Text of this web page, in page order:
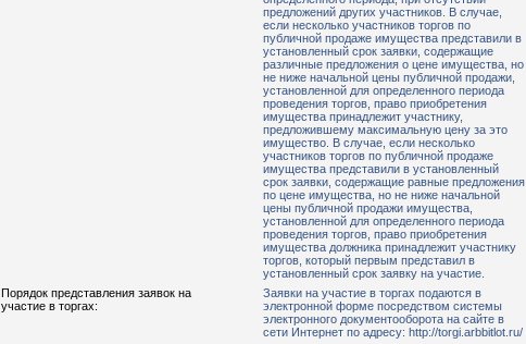
предложений других участников. В случае,
если несколько участников торгов по
публичной продаже имущества представили в
установленный срок заявки, содержащие
различные предложения о цене имущества, но
не ниже начальной цены публичной продажи,
установленной для определенного периода
проведения торгов, право приобретения
имущества принадлежит участнику,
предложившему максимальную цену за это
имущество. В случае, если несколько
участников торгов по публичной продаже
имущества представили в установленный
срок заявки, содержащие равные предложения
по цене имущества, но не ниже начальной
цены публичной продажи имущества,
установленной для определенного периода
проведения торгов, право приобретения
имущества должника принадлежит участнику
торгов, который первым представил в
установленный срок заявку на участие.
Порядок представления заявок на
участие в торгах:
Заявки на участие в торгах подаются в
электронной форме посредством системы
электронного документооборота на сайте в
сети Интернет по адресу: http://torgi.arbbitlot.ru/